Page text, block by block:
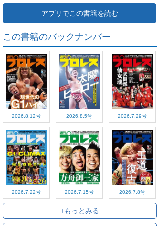
アプリでこの書籍を読む
この書籍のバックナンバー
2026.8.12号 2026.8.5号 2026.7.29号
2026.7.22号 2026.7.15号 2026.7.8号
+もっとみる